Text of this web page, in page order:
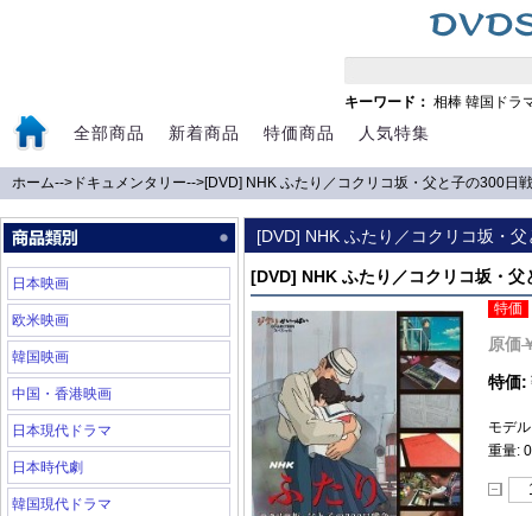
キーワード： 相棒 韓国ドラ
全部商品 新着商品 特価商品 人気特集
ホーム--> ドキュメンタリー-->[DVD] NHK ふたり／コクリコ坂・父と子の300日
日本映画
欧米映画
韓国映画
中国・香港映画
日本現代ドラマ
日本時代劇
韓国現代ドラマ
[DVD] NHK ふたり／コクリコ坂・
[DVD] NHK ふたり／コクリコ坂・
特価
原価
特価:
モデ
重量: